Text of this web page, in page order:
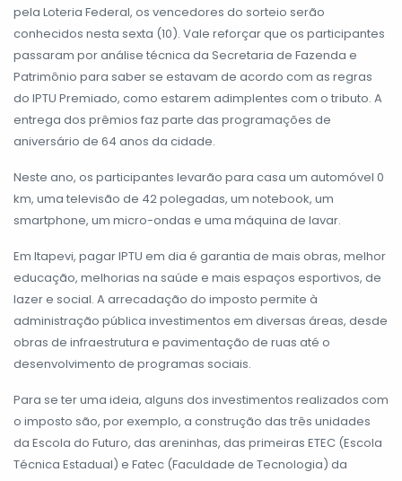
pela Loteria Federal, os vencedores do sorteio serão
conhecidos nesta sexta (10). Vale reforçar que os participantes
passaram por análise técnica da Secretaria de Fazenda e
Patrimônio para saber se estavam de acordo com as regras
do IPTU Premiado, como estarem adimplentes com o tributo. A
entrega dos prêmios faz parte das programações de
aniversário de 64 anos da cidade.
Neste ano, os participantes levarão para casa um automóvel 0
km, uma televisão de 42 polegadas, um notebook, um
smartphone, um micro-ondas e uma máquina de lavar.
Em Itapevi, pagar IPTU em dia é garantia de mais obras, melhor
educação, melhorias na saúde e mais espaços esportivos, de
lazer e social. A arrecadação do imposto permite à
administração pública investimentos em diversas áreas, desde
obras de infraestrutura e pavimentação de ruas até o
desenvolvimento de programas sociais.
Para se ter uma ideia, alguns dos investimentos realizados com
o imposto são, por exemplo, a construção das três unidades
da Escola do Futuro, das areninhas, das primeiras ETEC (Escola
Técnica Estadual) e Fatec (Faculdade de Tecnologia) da